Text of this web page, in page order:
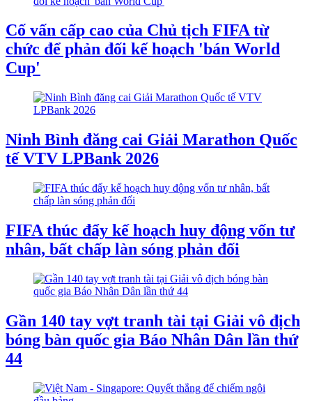
Cố vấn cấp cao của Chủ tịch FIFA từ
chức để phản đối kế hoạch 'bán World
Cup'
Ninh Bình đăng cai Giải Marathon Quốc
tế VTV LPBank 2026
FIFA thúc đẩy kế hoạch huy động vốn tư
nhân, bất chấp làn sóng phản đối
Gần 140 tay vợt tranh tài tại Giải vô địch
bóng bàn quốc gia Báo Nhân Dân lần thứ
44